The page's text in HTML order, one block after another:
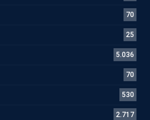
70
25
5.036
70
530
2.717